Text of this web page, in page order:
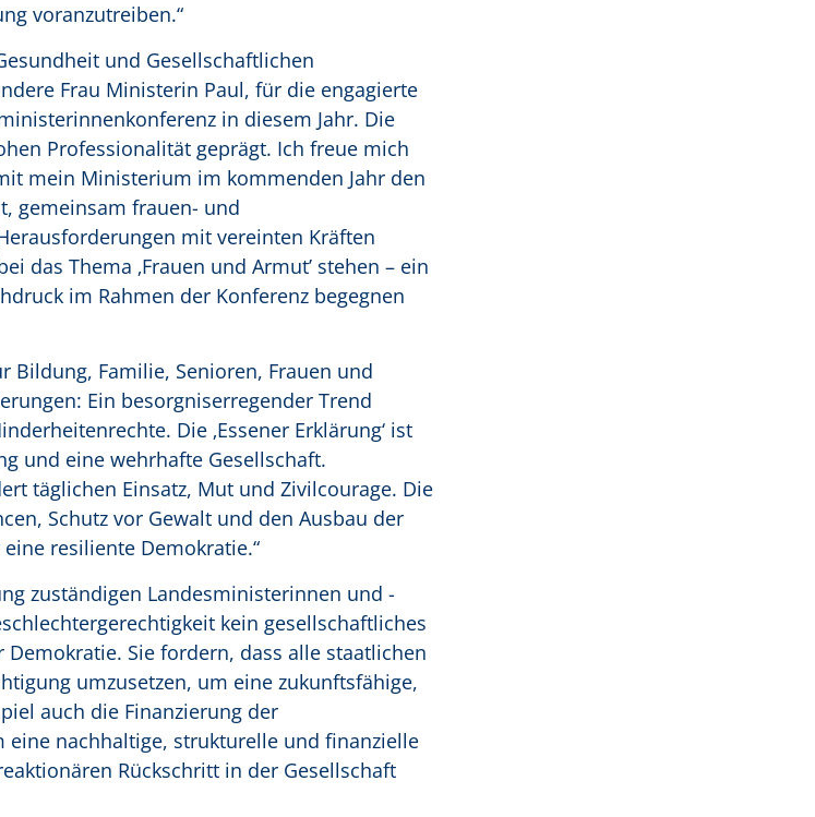
voranzutreiben.“
und Gesellschaftlichen
Frau Ministerin Paul, für die engagierte
in diesem Jahr. Die
Professionalität geprägt. Ich freue mich
mein Ministerium im kommenden Jahr den
gemeinsam frauen- und
mit vereinten Kräften
das Thema ‚Frauen und Armut’ stehen – ein
im Rahmen der Konferenz begegnen
Familie, Senioren, Frauen und
Ein besorgniserregender Trend
Die ‚Essener Erklärung‘ ist
und eine wehrhafte Gesellschaft.
täglichen Einsatz, Mut und Zivilcourage. Die
Schutz vor Gewalt und den Ausbau der
resiliente Demokratie.“
zuständigen Landesministerinnen und -
kein gesellschaftliches
Sie fordern, dass alle staatlichen
umzusetzen, um eine zukunftsfähige,
auch die Finanzierung der
eine nachhaltige, strukturelle und finanzielle
Rückschritt in der Gesellschaft